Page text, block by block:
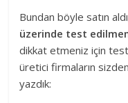
Bundan böyle satın
üzerinde test
dikkat etmeniz için
üretici firmaların
yazdık: